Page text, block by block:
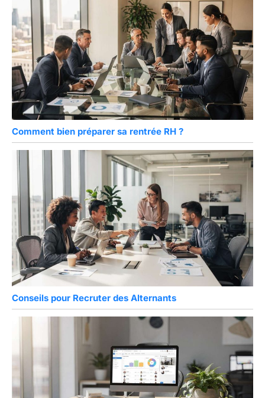
Comment bien préparer sa rentrée RH ?
Conseils pour Recruter des Alternants